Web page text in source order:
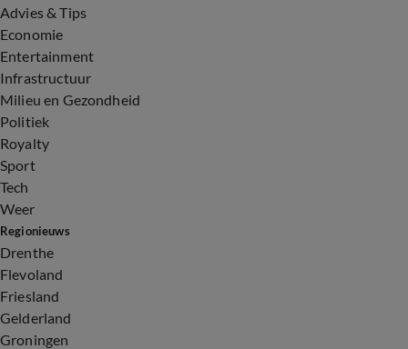
Advies & Tips
Economie
Entertainment
Infrastructuur
Milieu en Gezondheid
Politiek
Royalty
Sport
Tech
Weer
Regionieuws
Drenthe
Flevoland
Friesland
Gelderland
Groningen